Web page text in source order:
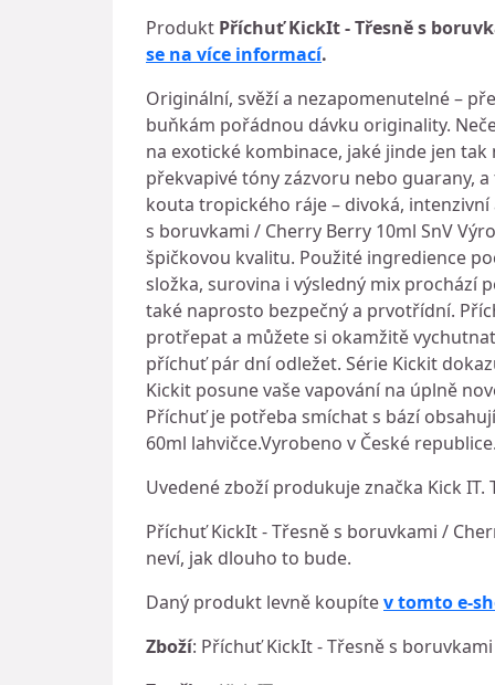
Produkt Příchuť KickIt - Třesně s
se na více informací.
Originální, svěží a nezapomenutelné –
buňkám pořádnou dávku originality.
na exotické kombinace, jaké jinde jen
překvapivé tóny zázvoru nebo guarany,
kouta tropického ráje – divoká,
s boruvkami / Cherry Berry 10ml SnV
špičkovou kvalitu. Použité ingredience
složka, surovina i výsledný mix prochází
také naprosto bezpečný a prvotřídní.
protřepat a můžete si okamžitě
příchuť pár dní odležet. Série Kickit
Kickit posune vaše vapování na úplně
Příchuť je potřeba smíchat s bází
60ml lahvičce.Vyrobeno v České
Uvedené zboží produkuje značka Kick
Příchuť KickIt - Třesně s boruvkami /
neví, jak dlouho to bude.
Daný produkt levně koupítev tomto e-
Zboží: Příchuť KickIt - Třesně s